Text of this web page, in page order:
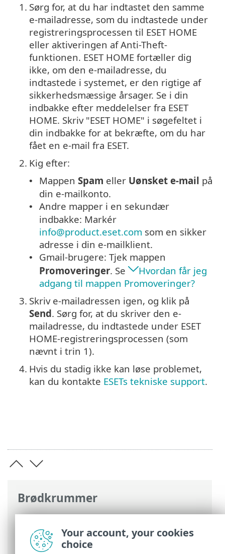
Brødkrummer
ESET-onlinehjælp>ESET HOME>Ofte
stillede spørgsmål> Jeg har glemt min
ESET HOME adgangskode
1. Sørg for, at du har indtastet den samme
e-mailadresse, som du indtastede under
registreringsprocessen til ESET HOME
eller aktiveringen af Anti-Theft-
funktionen. ESET HOME fortæller dig
ikke, om den e-mailadresse, du
indtastede i systemet, er den rigtige af
sikkerhedsmæssige årsager. Se i din
indbakke efter meddelelser fra ESET
HOME. Skriv "ESET HOME" i søgefeltet i
din indbakke for at bekræfte, om du har
fået en e-mail fra ESET.
2. Kig efter:
• Mappen Spam eller Uønsket e-mail på
din e-mailkonto.
•
Andre mapper i en sekundær
indbakke: Markér
info@product.eset.com som en sikker
adresse i din e-mailklient.
•
Gmail-brugere: Tjek mappen
Promoveringer. Se
Hvordan får jeg
adgang til mappen Promoveringer?
3. Skriv e-mailadressen igen, og klik på
Send. Sørg for, at du skriver den e-
mailadresse, du indtastede under ESET
HOME-registreringsprocessen (som
nævnt i trin 1).
4. Hvis du stadig ikke kan løse problemet,
kan du kontakte ESETs tekniske support.
Your account, your cookies
choice